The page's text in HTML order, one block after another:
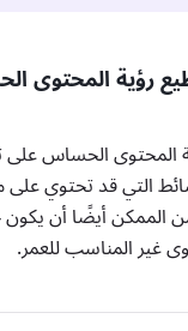
رؤية المحتوى
المحتوى الحساس على
التي قد تحتوي
الممكن أيضًا أن
غير المناسب للعمر.